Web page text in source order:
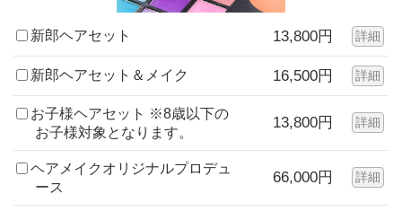
新郎ヘアセット 13,800円 詳細
新郎ヘアセット＆メイク 16,500円 詳細
お子様ヘアセット ※8歳以下の
お子様対象となります。
13,800円 詳細
ヘアメイクオリジナルプロデュ
ース
66,000円 詳細